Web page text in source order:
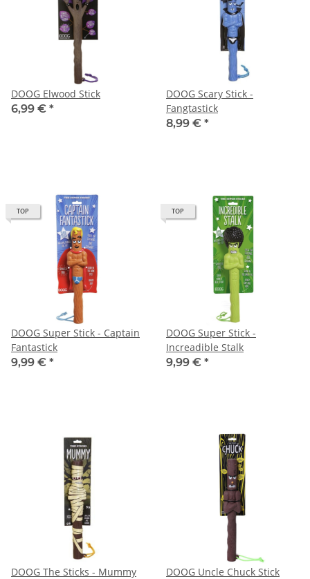
DOOG Elwood Stick
6,99 € *
DOOG Scary Stick -
Fangtastick
8,99 € *
TOP
DOOG Super Stick - Captain
Fantastick
9,99 € *
TOP
DOOG Super Stick -
Increadible Stalk
9,99 € *
DOOG The Sticks - Mummy
DOOG Uncle Chuck Stick